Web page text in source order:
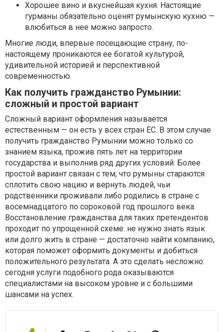
Хорошее вино и вкуснейшая кухня. Настоящие
гурманы обязательно оценят румынскую кухню —
влюбиться в нее можно запросто.
Многие люди, впервые посещающие страну, по-
настоящему проникаются ее богатой культурой,
удивительной историей и перспективной
современностью.
Как получить гражданство Румынии:
сложный и простой вариант
Сложный вариант оформления называется
естественным — он есть у всех стран ЕС. В этом случае
получить гражданство Румынии можно только со
знанием языка, прожив пять лет на территории
государства и выполнив ряд других условий. Более
простой вариант связан с тем, что румыны стараются
сплотить свою нацию и вернуть людей, чьи
родственники проживали либо родились в стране с
восемнадцатого по сороковой год прошлого века.
Восстановление гражданства для таких претендентов
проходит по упрощенной схеме: не нужно знать язык
или долго жить в стране — достаточно найти компанию,
которая поможет оформить документы и добиться
положительного результата. А это сделать несложно:
сегодня услуги подобного рода оказываются
специалистами на высоком уровне и с большими
шансами на успех.